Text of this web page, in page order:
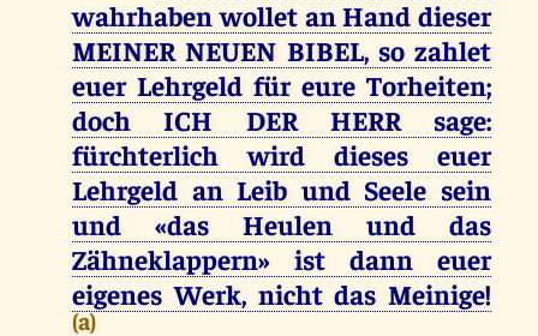
wahrhaben wollet an Hand dieser
MEINER NEUEN BIBEL, so zahlet
euer Lehrgeld für eure Torheiten;
doch ICH DER HERR sage:
fürchterlich wird dieses euer
Lehrgeld an Leib und Seele sein
und «das Heulen und das
Zähneklappern» ist dann euer
eigenes Werk, nicht das Meinige!
(a)